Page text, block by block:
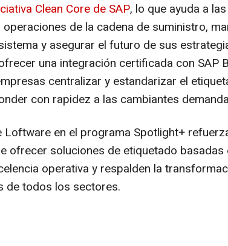
Clean Core de SAP, lo que ayuda a
de la cadena de suministro,
y asegurar el futuro de sus
una integración certificada con SAP
centralizar y estandarizar el
con rapidez a las cambiantes
Loftware en el programa Spotlight+
ofrecer soluciones de etiquetado basadas
operativa y respalden la
de todos los sectores.